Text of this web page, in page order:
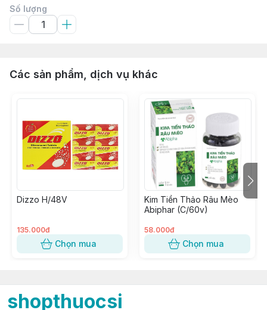
Số lượng
Các sản phẩm, dịch vụ khác
Dizzo H/48V
135.000đ
Chọn mua
Kim Tiền Thảo Râu Mèo
Abiphar (C/60v)
58.000đ
Chọn mua
shopthuocsi